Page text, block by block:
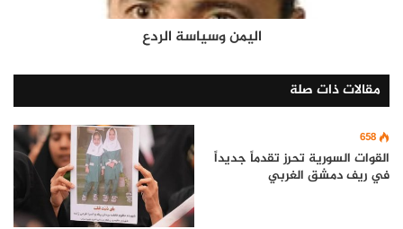
اليمن وسياسة الردع
مقالات ذات صلة
658
القوات السورية تحرز تقدماً جديداً
في ريف دمشق الغربي